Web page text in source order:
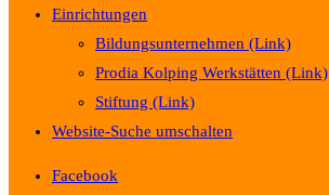
Einrichtungen
Bildungsunternehmen (Link)
Prodia Kolping Werkstätten (Link)
Stiftung (Link)
Website-Suche umschalten
Facebook